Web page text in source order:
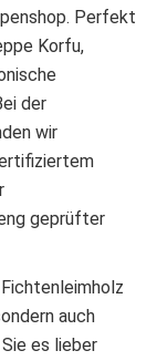
Perfekt
Korfu,
der
wir
geprüfter
auch
es lieber